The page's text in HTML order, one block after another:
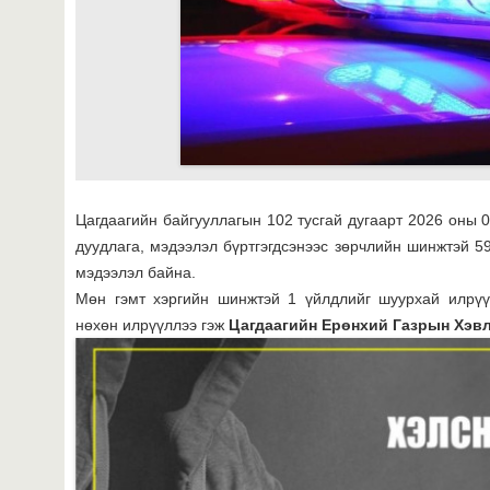
Цагдаагийн байгууллагын 102 тусгай дугаарт 2026
дуудлага, мэдээлэл бүртгэгдсэнээс зөрчлийн шинжтэй
мэдээлэл байна.
Мөн гэмт хэргийн шинжтэй 1 үйлдлийг шуурхай
нөхөн илрүүллээ гэж Цагдаагийн Ерөнхий Газрын